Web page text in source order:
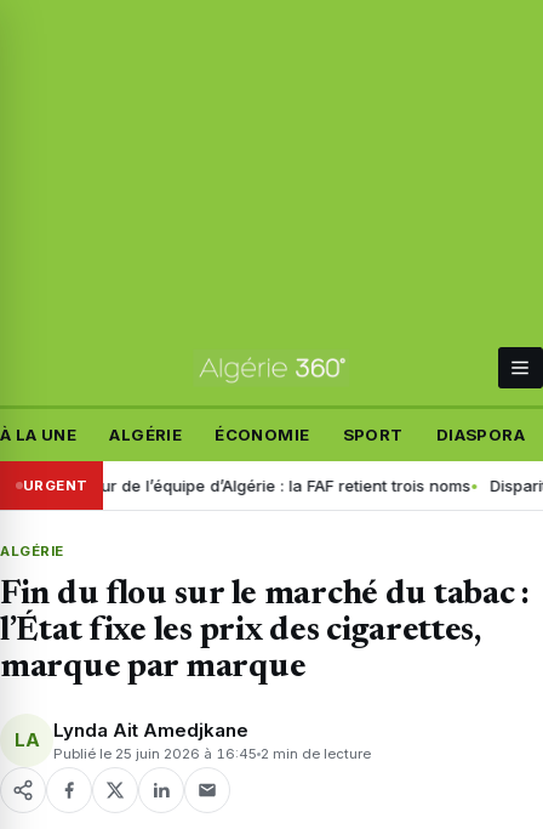
À LA UNE ALGÉRIE ÉCONOMIE SPORT DIASPORA
URGENT
de l’équipe d’Algérie : la FAF retient trois noms Disparition de
ALGÉRIE
Fin du flou sur le marché du tabac :
l’État fixe les prix des cigarettes,
marque par marque
LA Lynda Ait Amedjkane
Publié le 25 juin 2026 à 16:45 2 min de lecture